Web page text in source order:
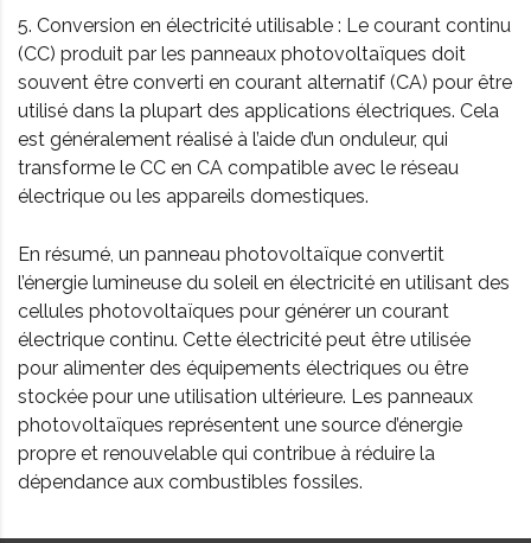
5. Conversion en électricité utilisable : Le courant continu
(CC) produit par les panneaux photovoltaïques doit
souvent être converti en courant alternatif (CA) pour être
utilisé dans la plupart des applications électriques. Cela
est généralement réalisé à l’aide d’un onduleur, qui
transforme le CC en CA compatible avec le réseau
électrique ou les appareils domestiques.
En résumé, un panneau photovoltaïque convertit
l’énergie lumineuse du soleil en électricité en utilisant des
cellules photovoltaïques pour générer un courant
électrique continu. Cette électricité peut être utilisée
pour alimenter des équipements électriques ou être
stockée pour une utilisation ultérieure. Les panneaux
photovoltaïques représentent une source d’énergie
propre et renouvelable qui contribue à réduire la
dépendance aux combustibles fossiles.